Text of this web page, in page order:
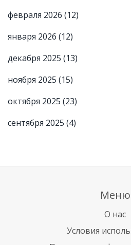
февраля 2026 (12)
января 2026 (12)
декабря 2025 (13)
ноября 2025 (15)
октября 2025 (23)
сентября 2025 (4)
Меню
О нас
Условия